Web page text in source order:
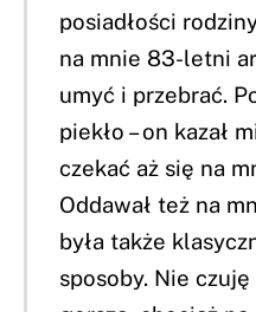
posiadłości
na mnie 83-letni
umyć i przebrać.
piekło – on kazał
czekać aż się na
Oddawał też na
była także
sposoby. Nie